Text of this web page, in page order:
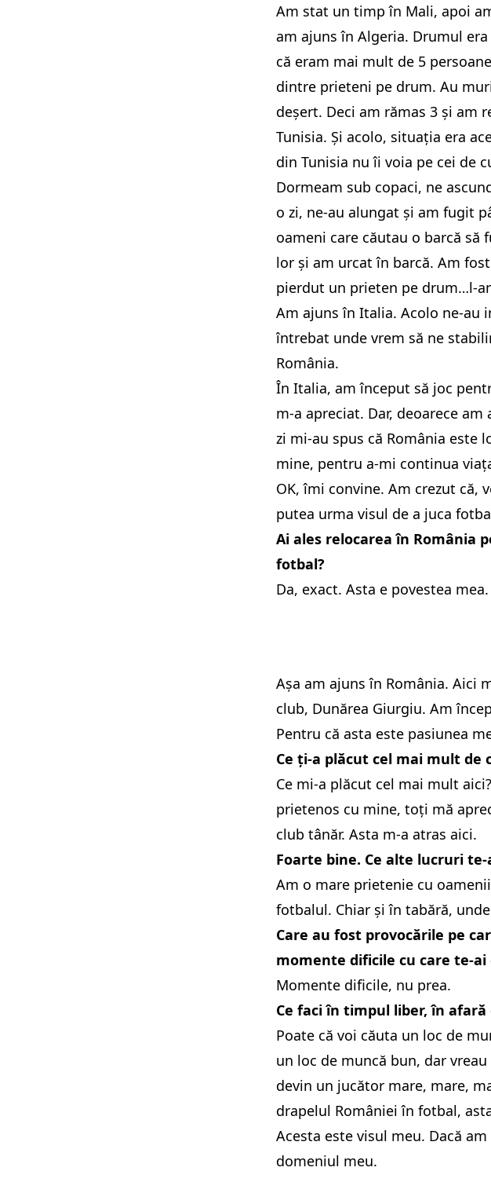
Am stat un timp în Mali, apoi
am ajuns în Algeria. Drumul
că eram mai mult de 5
dintre prieteni pe drum. Au
deșert. Deci am rămas 3 și am
Tunisia. Și acolo, situația era
din Tunisia nu îi voia pe cei de
Dormeam sub copaci, ne
o zi, ne-au alungat și am fugit
oameni care căutau o barcă să
lor și am urcat în barcă. Am
pierdut un prieten pe drum…l-
Am ajuns în Italia. Acolo ne-au
întrebat unde vrem să ne
România.
În Italia, am început să joc
m-a apreciat. Dar, deoarece
zi mi-au spus că România este
mine, pentru a-mi continua
OK, îmi convine. Am crezut că,
putea urma visul de a juca
Ai ales relocarea în România
fotbal?
Da, exact. Asta e povestea mea.
Așa am ajuns în România. Aici
club, Dunărea Giurgiu. Am
Pentru că asta este pasiunea
Ce ți-a plăcut cel mai mult de
Ce mi-a plăcut cel mai mult
prietenos cu mine, toți mă
club tânăr. Asta m-a atras aici.
Foarte bine. Ce alte lucruri
Am o mare prietenie cu
fotbalul. Chiar și în tabără,
Care au fost provocările pe
momente dificile cu care te-
Momente dificile, nu prea.
Ce faci în timpul liber, în afară
Poate că voi căuta un loc de
un loc de muncă bun, dar
devin un jucător mare, mare,
drapelul României în fotbal,
Acesta este visul meu. Dacă
domeniul meu.